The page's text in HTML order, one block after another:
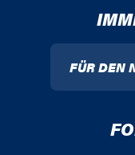
FÜR DEN